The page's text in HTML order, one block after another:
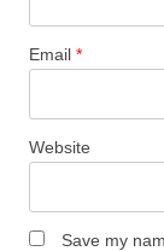
Email *
Website
Save my